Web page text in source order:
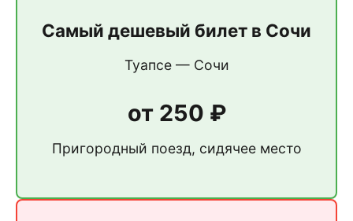
Самый дешевый билет в Сочи
Туапсе — Сочи
от 250 ₽
Пригородный поезд, сидячее место